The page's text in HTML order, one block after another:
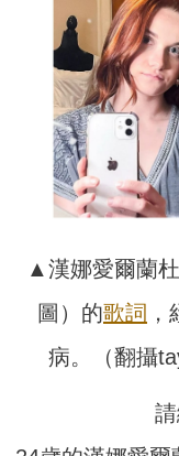
▲漢娜愛爾蘭
圖）的歌詞
病。（翻攝